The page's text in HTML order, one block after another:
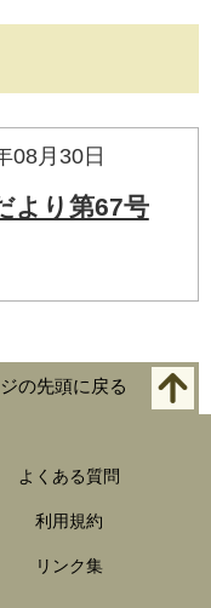
08月30日
より第67号
の先頭に戻る
よくある質問
利用規約
リンク集